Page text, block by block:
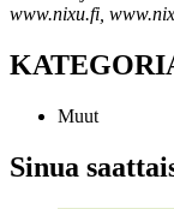
www.nixu.fi,
Muut
Sinua